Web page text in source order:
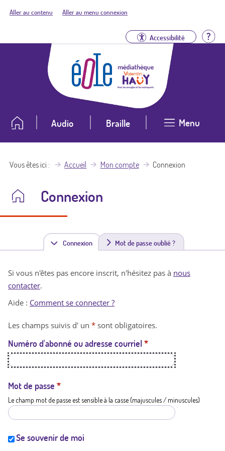
Aller au contenu Aller au menu connexion
Accessibilité
Audio Braille Menu
Vous êtes ici Accueil Mon compte Connexion
Connexion
Connexion(
n
t
a
t
i
Mot de passe oublié ?
Si vous n'êtes pas encore inscrit, n'hésitez pas à nous
contacter.
Aide : Comment se connecter ?
Les champs suivis d' un * sont obligatoires.
Numéro d'abonné ou adresse courriel *
Mot de passe *
Le champ mot de passe est sensible à la casse (majuscules / minuscules)
Se souvenir de moi